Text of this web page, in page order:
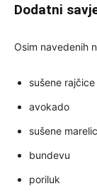
Dodatni
Osim navedenih
sušene rajčice
avokado
sušene
bundevu
poriluk